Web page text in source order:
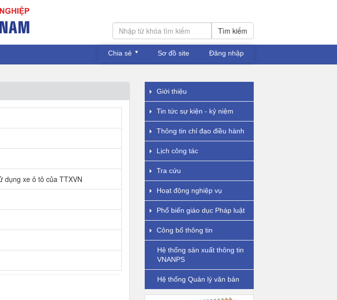
Tìm kiếm
Chia sẻ Sơ đồ site Đăng nhập
dụng xe ô tô của TTXVN
Giới thiệu
Tin tức sự kiện - kỷ niệm
Thông tin chỉ đạo điều hành
Lịch công tác
Tra cứu
Hoạt động nghiệp vụ
Phổ biến giáo dục Pháp luật
Công bố thông tin
Hệ thống sản xuất thông tin
VNANPS
Hệ thống Quản lý văn bản